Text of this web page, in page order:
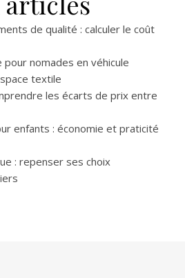
de qualité : calculer le coût
nomades en véhicule
textile
les écarts de prix entre
enfants : économie et praticité
: repenser ses choix